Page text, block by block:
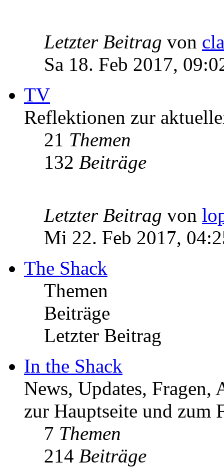
Letzter Beitrag von
Sa 18. Feb 2017,
TV
Reflektionen zur
21 Themen
132 Beiträge
Letzter Beitrag von
Mi 22. Feb 2017,
The Shack
Themen
Beiträge
Letzter Beitrag
In the Shack
News, Updates,
zur Hauptseite und zum
7 Themen
214 Beiträge